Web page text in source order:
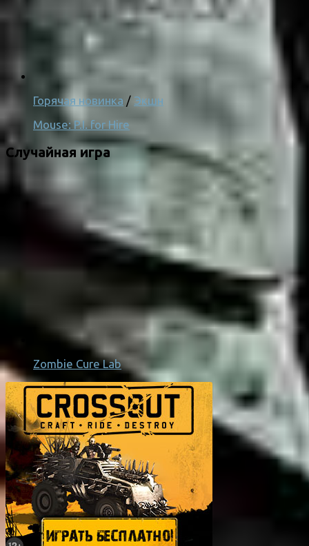
Горячая новинка / Экшн
Mouse: P.I. for Hire
Случайная игра
Zombie Cure Lab